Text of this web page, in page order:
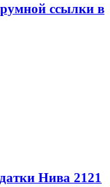
ссылки в
Нива 2121